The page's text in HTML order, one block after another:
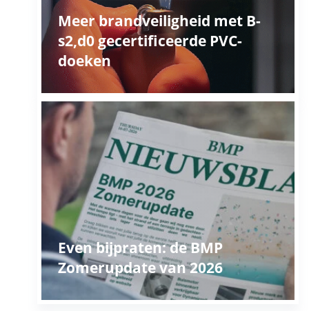
Meer brandveiligheid met B-
s2,d0 gecertificeerde PVC-
doeken
Even bijpraten: de BMP
Zomerupdate van 2026